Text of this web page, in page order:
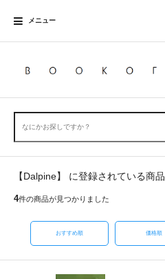
メニュー
【Dalpine】 に登録されている商品
4件の商品が見つかりました
おすすめ順 価格順